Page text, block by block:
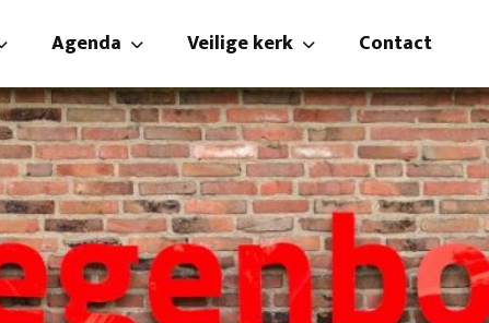
rooster
Agenda
Agenda
Catechisatie
Kindernevendienst en crèche
Kniepertjes
​Oud papier
Veilige kerk
Beleidsplan veilige kerk
Gedragsregels
Vertrouwenspersoon
Contact